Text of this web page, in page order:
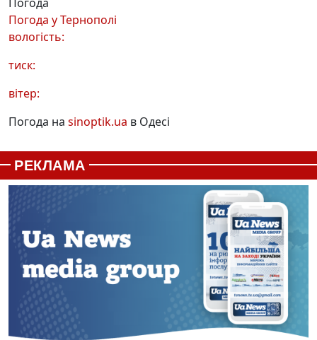
Погода уТернополі
вологість:
тиск:
вітер:
Погода на sinoptik.ua в Одесі
РЕКЛАМА